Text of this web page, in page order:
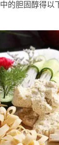
的胆固醇得以